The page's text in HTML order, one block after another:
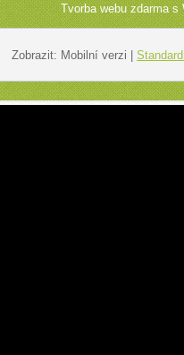
Tvorba webu zdarma s
Zobrazit: Mobilní verzi